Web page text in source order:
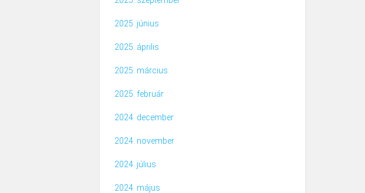
2025. június
2025. április
2025. március
2025. február
2024. december
2024. november
2024. július
2024. május